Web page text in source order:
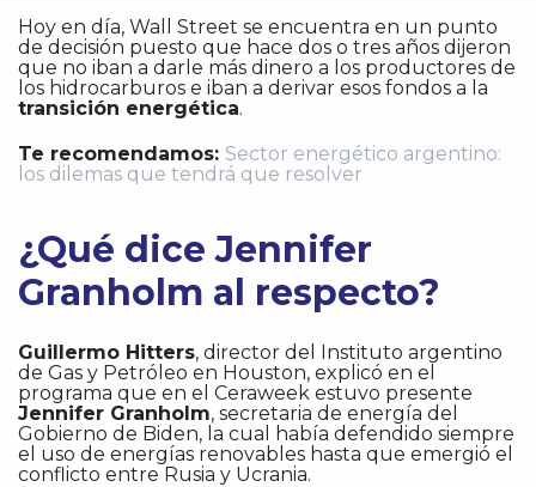
Hoy en día, Wall Street se encuentra en un punto
de decisión puesto que hace dos o tres años dijeron
que no iban a darle más dinero a los productores de
los hidrocarburos e iban a derivar esos fondos a la
transición energética.
Te recomendamos: Sector energético argentino:
los dilemas que tendrá que resolver
¿Qué dice Jennifer
Granholm al respecto?
Guillermo Hitters, director del Instituto argentino
de Gas y Petróleo en Houston, explicó en el
programa que en el Ceraweek estuvo presente
Jennifer Granholm, secretaria de energía del
Gobierno de Biden, la cual había defendido siempre
el uso de energías renovables hasta que emergió el
conflicto entre Rusia y Ucrania.